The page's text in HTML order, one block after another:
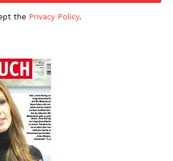
the Privacy Policy.